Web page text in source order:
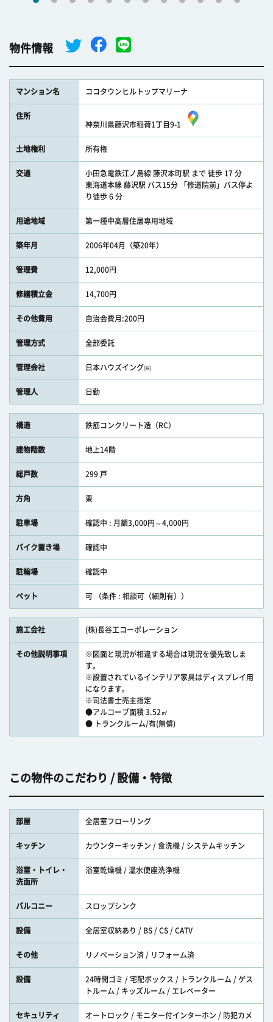
物件情報
マンション名 ココタウンヒルトップマリーナ
住所
神奈川県藤沢市稲荷1丁目9-1
土地権利 所有権
交通
小田急電鉄江ノ島線 藤沢本町駅 まで 徒歩 17 分
東海道本線 藤沢駅 バス15分 「修道院前」バス停よ
り徒歩 6 分
用途地域 第一種中高層住居専用地域
築年月 2006年04月（築20年）
管理費 12,000円
修繕積立金 14,700円
その他費用 自治会費月:200円
管理方式 全部委託
管理会社 日本ハウズイング㈱
管理人 日勤
構造 鉄筋コンクリート造（RC）
建物階数 地上14階
総戸数 299 戸
方角 東
駐車場 確認中 : 月額3,000円～4,000円
バイク置き場 確認中
駐輪場 確認中
ペット 可 （条件 : 相談可（細則有））
施工会社 (株)長谷工コーポレーション
その他説明事項
※図面と現況が相違する場合は現況を優先致しま
す。
※設置されているインテリア家具はディスプレイ用
になります。
※司法書士売主指定
●アルコーブ面積 3.52㎡
● トランクルーム/有(無償)
この物件のこだわり / 設備・特徴
部屋 全居室フローリング
キッチン カウンターキッチン / 食洗機 / システムキッチン
浴室・トイレ・
洗面所
浴室乾燥機 / 温水便座洗浄機
バルコニー スロップシンク
設備 全居室収納あり / BS / CS / CATV
その他 リノベーション済 / リフォーム済
設備
24時間ゴミ / 宅配ボックス / トランクルーム / ゲス
トルーム / キッズルーム / エレベーター
セキュリティ オートロック / モニター付インターホン / 防犯カメ